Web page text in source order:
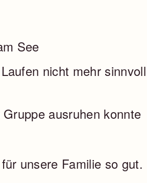
See
nicht mehr sinnvoll
ausruhen konnte
unsere Familie so gut.